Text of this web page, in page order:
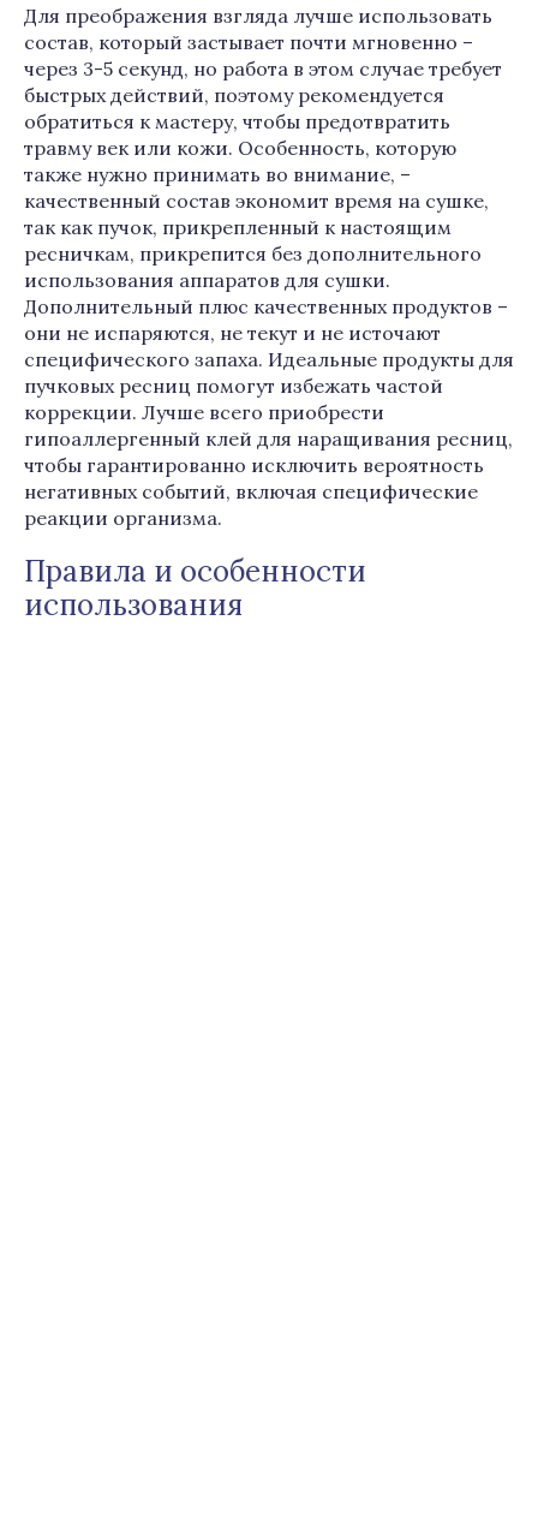
Для преображения взгляда лучше использовать
состав, который застывает почти мгновенно –
через 3-5 секунд, но работа в этом случае требует
быстрых действий, поэтому рекомендуется
обратиться к мастеру, чтобы предотвратить
травму век или кожи. Особенность, которую
также нужно принимать во внимание, –
качественный состав экономит время на сушке,
так как пучок, прикрепленный к настоящим
ресничкам, прикрепится без дополнительного
использования аппаратов для сушки.
Дополнительный плюс качественных продуктов –
они не испаряются, не текут и не источают
специфического запаха. Идеальные продукты для
пучковых ресниц помогут избежать частой
коррекции. Лучше всего приобрести
гипоаллергенный клей для наращивания ресниц,
чтобы гарантированно исключить вероятность
негативных событий, включая специфические
реакции организма.
Правила и особенности
использования